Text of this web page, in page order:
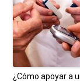
¿Cómo apoyar a